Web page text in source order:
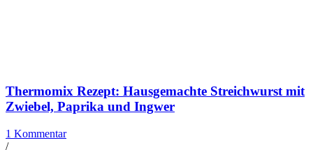
Thermomix Rezept: Hausgemachte Streichwurst mit
Zwiebel, Paprika und Ingwer
1 Kommentar
/